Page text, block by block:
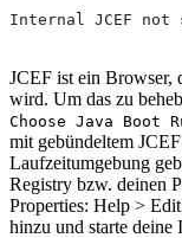
Internal JCEF not
JCEF ist ein Browser,
wird. Um das zu
Choose Java Boot
mit gebündeltem
Laufzeitumgebung
Registry bzw. deinen
Properties: Help >
hinzu und starte deine